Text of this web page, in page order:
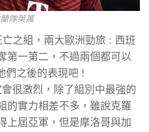
隊萊萬
之組，兩大歐洲勁旅 : 西班
第一第二，不過兩個都可以
們之後的表現吧 !
很激烈，除了組別中最強的
的實力相差不多，雖說克羅
上屆亞軍，但是摩洛哥與加